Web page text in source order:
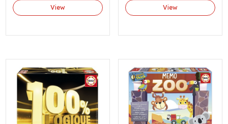
View View